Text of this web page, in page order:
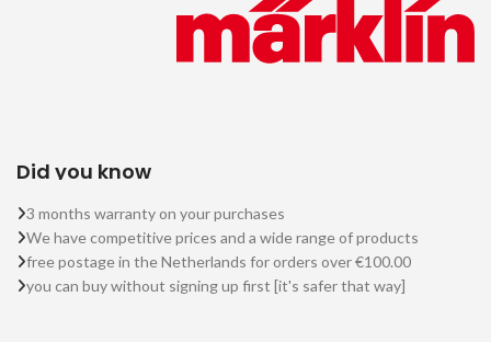
Did you know
3 months warranty on your purchases
We have competitive prices and a wide range of products
free postage in the Netherlands for orders over €100.00
you can buy without signing up first [it's safer that way]